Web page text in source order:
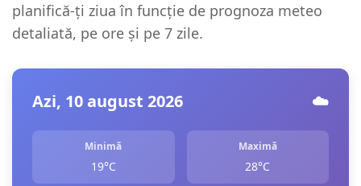
planifică-ți ziua în funcție de prognoza meteo
detaliată, pe ore și pe 7 zile.
Azi, 10 august 2026 ☁️
Minimă
19°C
Maximă
28°C